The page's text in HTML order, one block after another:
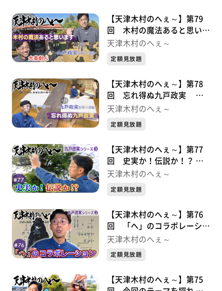
【天津木村のへぇ～】第79
回 木村の魔法あると思いま
す 九戸政実シリーズ➄
天津木村のへぇ～
定額見放題
【天津木村のへぇ～】第78
回 忘れ得ぬ九戸政実 九
戸政実シリーズ➃
天津木村のへぇ～
定額見放題
【天津木村のへぇ～】第77
回 史実か！伝説か！？ 九
戸政実シリーズ➂
天津木村のへぇ～
定額見放題
【天津木村のへぇ～】第76
回 「へ」のコラボレーショ
ン 九戸政実シリーズ②
天津木村のへぇ～
定額見放題
【天津木村のへぇ～】第75